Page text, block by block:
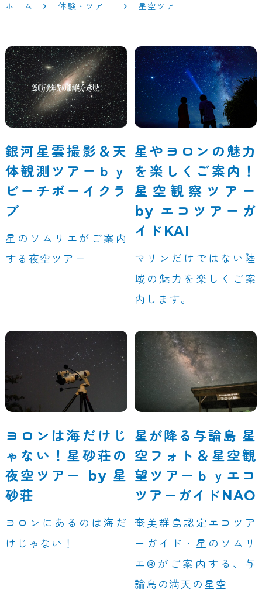
ホーム 体験・ツアー 星空ツアー
銀河星雲撮影＆天
体観測ツアーｂｙ
ビーチボーイクラ
ブ
星のソムリエがご案内
する夜空ツアー
星やヨロンの魅力
を楽しくご案内！
星空観察ツアー
by エコツアーガ
イドKAI
マリンだけではない陸
域の魅力を楽しくご案
内します。
ヨロンは海だけじ
ゃない！星砂荘の
夜空ツアー by 星
砂荘
ヨロンにあるのは海だ
けじゃない！
星が降る与論島 星
空フォト＆星空観
望ツアーｂｙエコ
ツアーガイドNAO
奄美群島認定エコツア
ーガイド・星のソムリ
エ®がご案内する、与
論島の満天の星空